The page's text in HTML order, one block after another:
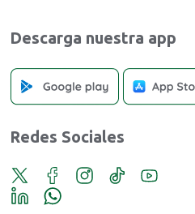
Descarga nuestra app
Redes Sociales